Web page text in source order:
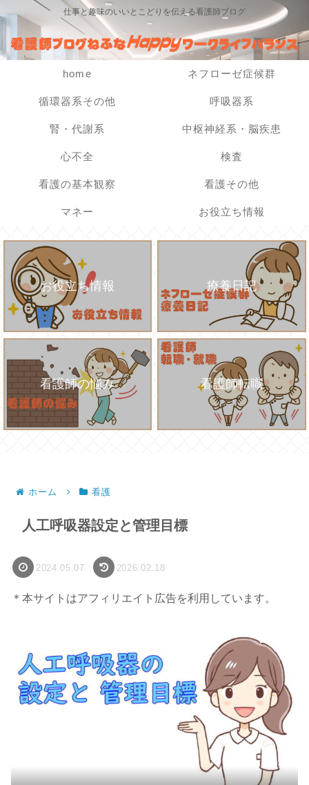
仕事と趣味のいいとこどりを伝える看護師ブログ
home ネフローゼ症候群
循環器系その他 呼吸器系
腎・代謝系 中枢神経系・脳疾患
心不全 検査
看護の基本観察 看護その他
マネー お役立ち情報
お役立ち情報 療養日記
看護師の悩み 看護師転職
ホーム 看護
人工呼吸器設定と管理目標
2024.05.07 2026.02.18
＊本サイトはアフィリエイト広告を利用しています。